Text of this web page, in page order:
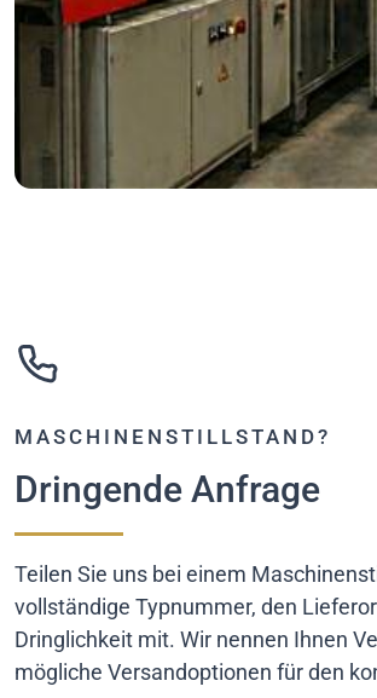
MASCHINENSTILLSTAND?
Dringende Anfrage
Teilen Sie uns bei einem
vollständige Typnummer, den
Dringlichkeit mit. Wir nennen Ihnen
mögliche Versandoptionen für den